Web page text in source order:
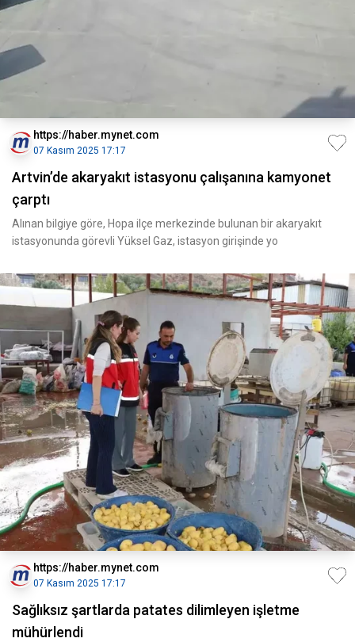
https://haber.mynet.com
07 Kasım 2025 17:17
Artvin’de akaryakıt istasyonu çalışanına kamyonet
çarptı
Alınan bilgiye göre, Hopa ilçe merkezinde bulunan bir akaryakıt
istasyonunda görevli Yüksel Gaz, istasyon girişinde yo
https://haber.mynet.com
07 Kasım 2025 17:17
Sağlıksız şartlarda patates dilimleyen işletme
mühürlendi